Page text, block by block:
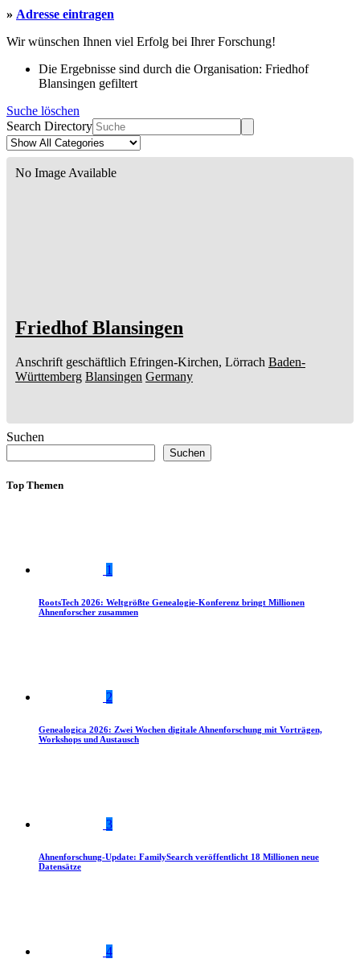
» Adresse eintragen
Wir wünschen Ihnen viel Erfolg bei Ihrer Forschung!
Die Ergebnisse sind durch die Organisation: Friedhof
Blansingen gefiltert
Suche löschen
Search Directory
No Image Available
Friedhof Blansingen
Anschrift geschäftlich Efringen-Kirchen, Lörrach Baden-
Württemberg Blansingen Germany
Suchen
Suchen
Top Themen
1
RootsTech 2026: Weltgrößte Genealogie-Konferenz bringt Millionen
Ahnenforscher zusammen
2
Genealogica 2026: Zwei Wochen digitale Ahnenforschung mit Vorträgen,
Workshops und Austausch
3
Ahnenforschung-Update: FamilySearch veröffentlicht 18 Millionen neue
Datensätze
4